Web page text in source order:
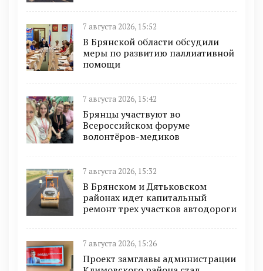
7 августа 2026, 15:52
В Брянской области обсудили
меры по развитию паллиативной
помощи
7 августа 2026, 15:42
Брянцы участвуют во
Всероссийском форуме
волонтёров-медиков
7 августа 2026, 15:32
В Брянском и Дятьковском
районах идет капитальный
ремонт трех участков автодороги
7 августа 2026, 15:26
Проект замглавы администрации